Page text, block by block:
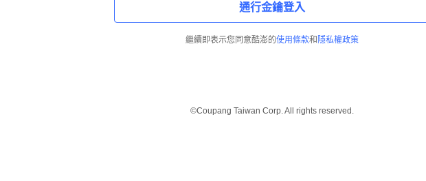
通行金鑰登入
繼續即表示您同意酷澎的使用條款和 隱私權政策
©Coupang Taiwan Corp. All rights reserved.